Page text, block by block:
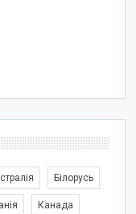
Білорусь
Канада